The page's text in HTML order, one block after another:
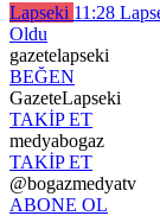
Lapseki 11:28
Oldu
gazetelapseki
BEĞEN
GazeteLapseki
TAKİP ET
medyabogaz
TAKİP ET
@bogazmedyatv
ABONE OL